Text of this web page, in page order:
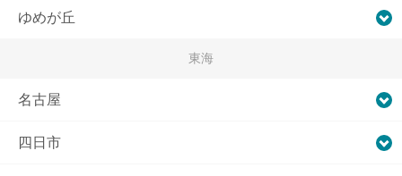
ゆめが丘
東海
名古屋
四日市